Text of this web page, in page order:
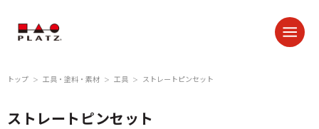
トップ ＞ 工具・塗料・素材 ＞ 工具 ＞ ストレートピンセット
ストレートピンセット